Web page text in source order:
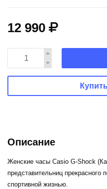
12 990
Описание
Женские часы Casio G-Shock
представительниц прекрасного
спортивной жизнью.